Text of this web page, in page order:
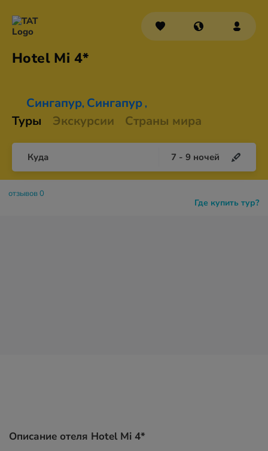
Hotel Mi 4*
Сингапур, Сингапур ,
Туры Экскурсии Страны мира
Куда 7 - 9 ночей
Где купить тур?
отзывов 0
Описание отеля Hotel Mi 4*